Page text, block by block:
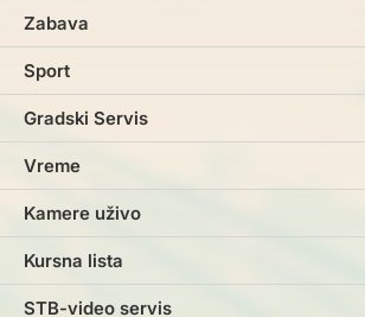
Zabava
Sport
Gradski Servis
Vreme
Kamere uživo
Kursna lista
STB-video servis